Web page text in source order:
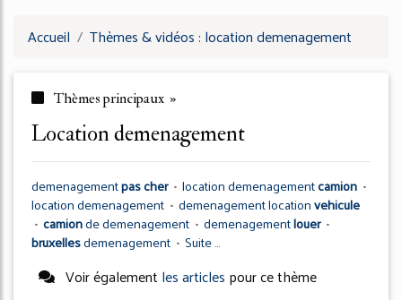
Accueil Thèmes & vidéos : location demenagement
Thèmes principaux »
location demenagement
demenagementpas cher • location demenagementcamion •
location demenagement • demenagement locationvehicule
• camiondedemenagement • demenagementlouer •
bruxellesdemenagement • Suite ...
Voir également les articles pour ce thème